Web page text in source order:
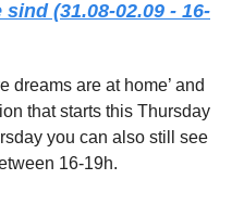
(31.08-02.09 - 16-
dreams are at home’ and
that starts this Thursday
you can also still see
16-19h.